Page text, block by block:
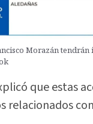
Morazán
que estas
relacionados